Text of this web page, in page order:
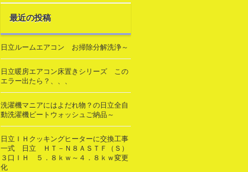
最近の投稿
日立ルームエアコン お掃除分解洗浄～
日立暖房エアコン床置きシリーズ この
エラー出たら？、、、
洗濯機マニアにはよだれ物？の日立全自
動洗濯機ビートウォッシュご納品～
日立ＩＨクッキングヒーターに交換工事
一式 日立 ＨＴ－Ｎ８ＡＳＴＦ（Ｓ）
３口ＩＨ ５．８ｋｗ～４．８ｋｗ変更
化